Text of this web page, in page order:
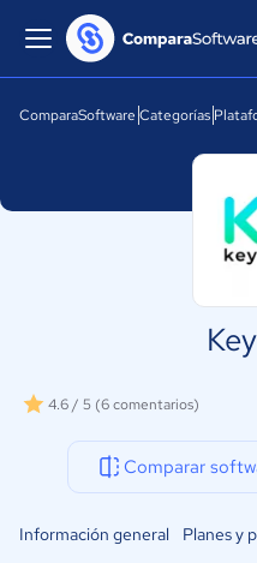
ComparaSoftware Categorías
4.6 / 5 (6 comentarios)
Comparar
Información general Planes y